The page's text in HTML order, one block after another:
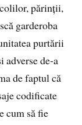
părinții,
garderoba
purtării
adverse de-a
de faptul că
codificate
cum să fie